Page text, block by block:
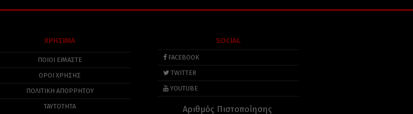
ΧΡΗΣΙΜΑ
ΠΟΙΟΙ ΕΙΜΑΣΤΕ
ΟΡΟΙ ΧΡΗΣΗΣ
ΠΟΛΙΤΙΚΉ ΑΠΟΡΡΉΤΟΥ
ΤΑΥΤΟΤΗΤΑ
SOCIAL
FACEBOOK
TWITTER
YOUTUBE
Αριθμός Πιστοποίησης